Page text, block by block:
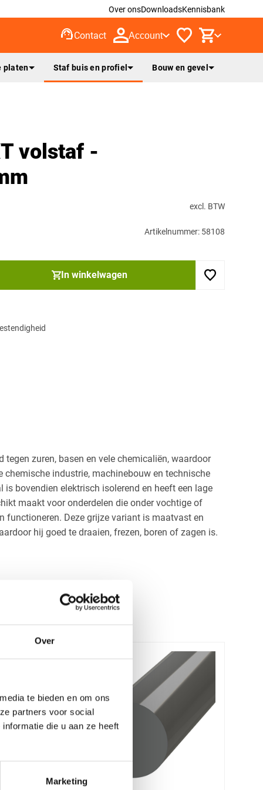
Over
te bieden en om ons
partners voor social
die u aan ze heeft
Marketing
Over onsDownloadsKennisbank
support_agentContact Account
platen Staf buis en profiel Bouw en gevel
volstaf -
excl. BTW
Artikelnummer: 58108
In winkelwagen
tegen zuren, basen en vele chemicaliën, waardoor
chemische industrie, machinebouw en technische
is bovendien elektrisch isolerend en heeft een lage
maakt voor onderdelen die onder vochtige of
functioneren. Deze grijze variant is maatvast en
hij goed te draaien, frezen, boren of zagen is.